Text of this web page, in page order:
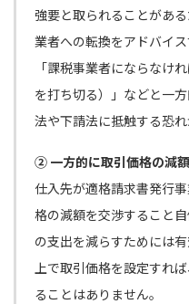
強要と取られることがあ
業者への転換をアドバイス
「課税事業者にならなけ
を打ち切る）」などと一
法や下請法に抵触する恐れ
② 一方的に取引価格の減
仕入先が適格請求書発行
格の減額を交渉すること
の支出を減らすためには
上で取引価格を設定すれ
ることはありません。